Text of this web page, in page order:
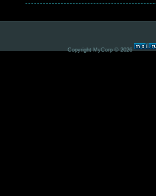
Copyright MyCorp © 2026